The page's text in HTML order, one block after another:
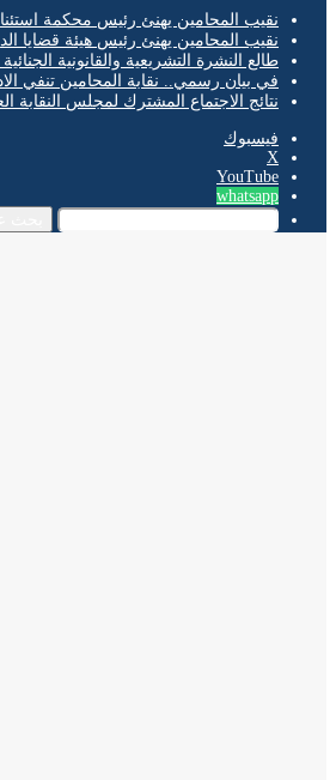
نقيب المحامين يهنئ رئيس محكمة
نقيب المحامين يهنئ رئيس هيئة قضايا
طالع النشرة التشريعية والقانونية الجنائية لشهر يناير 2025 الصادرة عن
في بيان رسمي.. نقابة المحامين تنفي
نتائج الاجتماع المشترك لمجلس النقابة
فيسبوك
‫X
‫YouTube
whatsapp